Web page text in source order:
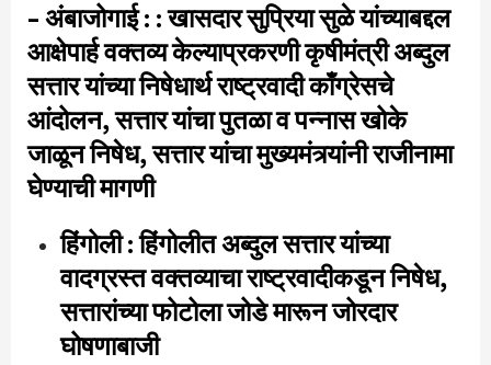
– अंबाजोगाई : : खासदार सुप्रिया सुळे यांच्याबद्दल
आक्षेपार्ह वक्तव्य केल्याप्रकरणी कृषीमंत्री अब्दुल
सत्तार यांच्या निषेधार्थ राष्ट्रवादी काँग्रेसचे
आंदोलन, सत्तार यांचा पुतळा व पन्नास खोके
जाळून निषेध, सत्तार यांचा मुख्यमंत्र्यांनी राजीनामा
घेण्याची मागणी
हिंगोली : हिंगोलीत अब्दुल सत्तार यांच्या
वादग्रस्त वक्तव्याचा राष्ट्रवादीकडून निषेध,
सत्तारांच्या फोटोला जोडे मारून जोरदार
घोषणाबाजी